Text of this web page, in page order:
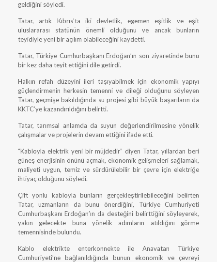
geldiğini söyledi.
Tatar, artık Kıbrıs’ta iki devletlik, egemen eşitlik ve eşit
uluslararası statünün önemli olduğunu ve ancak bunların
teyidiyle yeni bir açılım olabileceğini kaydetti.
Tatar, Türkiye Cumhurbaşkanı Erdoğan’ın son ziyaretinde bunu
bir kez daha teyit ettiğini dile getirdi.
Halkın refah düzeyini ileri taşıyabilmek için ekonomik yapıyı
güçlendirmenin herkesin temenni ve dileği olduğunu söyleyen
Tatar, geçmişe bakıldığında su projesi gibi büyük başarıların da
KKTC’ye kazandırıldığını belirtti.
Tatar, tarımsal anlamda da suyun değerlendirilmesine yönelik
çalışmalar ve projelerin devam ettiğini ifade etti.
“Kabloyla elektrik yeni bir müjdedir” diyen Tatar, yıllardan beri
güneş enerjisinin önünü açmak, ekonomik gelişmeleri sağlamak,
maliyeti uygun, temiz ve sürdürülebilir bir çevre için elektriğe
ihtiyaç olduğunu söyledi.
Çift yönlü kabloyla bunların gerçekleştirilebileceğini belirten
Tatar, uzmanların da bunu önerdiğini, Türkiye Cumhuriyeti
Cumhurbaşkanı Erdoğan’ın da desteğini belirttiğini söyleyerek,
yakın gelecekte buna yönelik adımların atıldığını görme
temennisinde bulundu.
Kablo elektrikte enterkonnekte ile Anavatan Türkiye
Cumhuriyeti’ne bağlanıldığında bunun ekonomik ve çevreyi